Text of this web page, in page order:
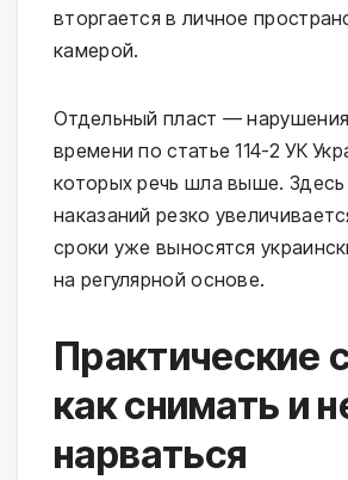
вторгается в личное
камерой.
Отдельный пласт —
времени по статье 114-2 УК
которых речь шла выше.
наказаний резко
сроки уже выносятся
на регулярной основе.
Практические
как снимать и
нарваться